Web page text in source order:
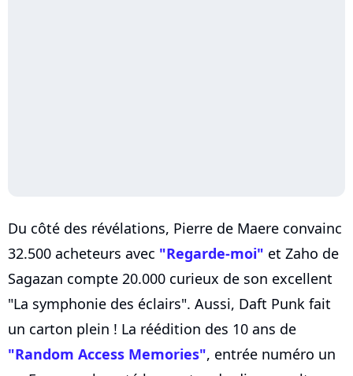
Du côté des révélations, Pierre de Maere convainc
32.500 acheteurs avec "Regarde-moi" et Zaho de
Sagazan compte 20.000 curieux de son excellent
"La symphonie des éclairs". Aussi, Daft Punk fait
un carton plein ! La réédition des 10 ans de
"Random Access Memories", entrée numéro un